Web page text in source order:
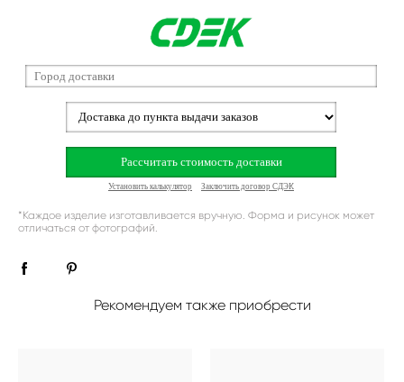
*Каждое изделие изготавливается вручную. Форма и рисунок может
отличаться от фотографий.
Рекомендуем также приобрести